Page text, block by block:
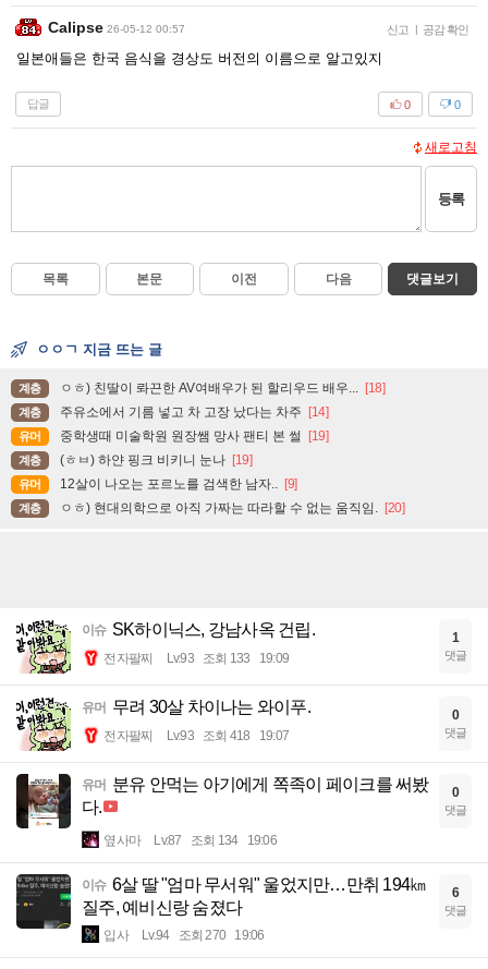
Calipse 26-05-12 00:57 신고 | 공감 확인
일본애들은 한국 음식을 경상도 버전의 이름으로 알고있지
답글 0
0
새로고침
등록
목록 본문 이전 다음 댓글보기
ㅇㅇㄱ 지금 뜨는 글
계층 ㅇㅎ) 친딸이 롸끈한 AV여배우가 된 할리우드 배우... [18]
계층 주유소에서 기름 넣고 차 고장 났다는 차주 [14]
유머 중학생때 미술학원 원장쌤 망사 팬티 본 썰 [19]
계층 (ㅎㅂ) 하얀 핑크 비키니 눈나 [19]
유머 12살이 나오는 포르노를 검색한 남자.. [9]
계층 ㅇㅎ) 현대의학으로 아직 가짜는 따라할 수 없는 움직임. [20]
이슈 SK하이닉스, 강남사옥 건립.
전자팔찌 Lv.93 조회 133 19:09
1
댓글
유머 무려 30살 차이나는 와이푸.
전자팔찌 Lv.93 조회 418 19:07
0
댓글
유머 분유 안먹는 아기에게 쪽족이 페이크를 써봤
다.
옆사마 Lv.87 조회 134 19:06
0
댓글
이슈 6살 딸 "엄마 무서워" 울었지만…만취 194㎞
질주, 예비신랑 숨졌다
입사 Lv.94 조회 270 19:06
6
댓글